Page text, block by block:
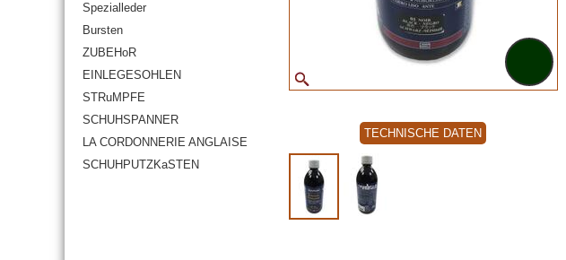
Spezialleder
Bursten
ZUBEHoR
EINLEGESOHLEN
STRuMPFE
SCHUHSPANNER
LA CORDONNERIE ANGLAISE
SCHUHPUTZKaSTEN
TECHNISCHE DATEN